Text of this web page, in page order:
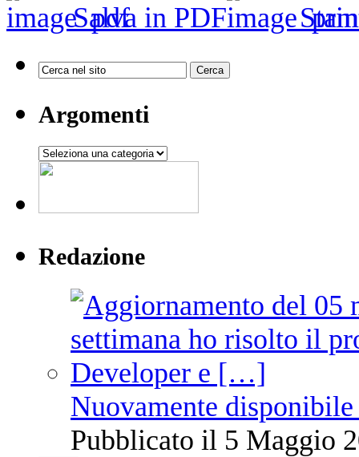
Salva in PDF
Argomenti
Argomenti
Redazione
Nuovamente
Pubblicato il 5 Maggio